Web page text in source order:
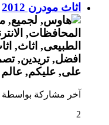
اثاث مودرن 2012
آخر مشاركة بواسطة
2